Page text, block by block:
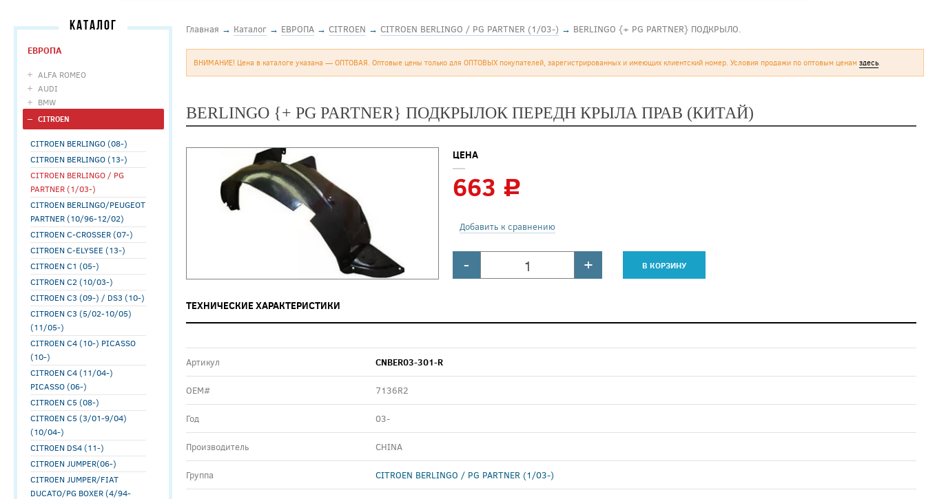
КАТАЛОГ
ЕВРОПА
ALFA ROMEO
AUDI
BMW
CITROEN
CITROEN BERLINGO (08-)
CITROEN BERLINGO (13-)
CITROEN BERLINGO / PG
PARTNER (1/03-)
CITROEN BERLINGO/PEUGEOT
PARTNER (10/96-12/02)
CITROEN C-CROSSER (07-)
CITROEN C-ELYSEE (13-)
CITROEN C1 (05-)
CITROEN C2 (10/03-)
CITROEN C3 (09-) / DS3 (10-)
CITROEN C3 (5/02-10/05)
(11/05-)
CITROEN C4 (10-) PICASSO
(10-)
CITROEN C4 (11/04-)
PICASSO (06-)
CITROEN C5 (08-)
CITROEN C5 (3/01-9/04)
(10/04-)
CITROEN DS4 (11-)
CITROEN JUMPER(06-)
CITROEN JUMPER/FIAT
DUCATO/PG BOXER (4/94-
Главная → Каталог → ЕВРОПА → CITROEN → CITROEN BERLINGO / PG PARTNER (1/03-) → BERLINGO {+ PG PARTNER} ПОДКРЫЛО.
ВНИМАНИЕ! Цена в каталоге указана — ОПТОВАЯ. Оптовые цены только для ОПТОВЫХ покупателей, зарегистрированных и имеющих клиентский номер. Условия продажи по оптовым ценам здесь.
BERLINGO {+ PG PARTNER} ПОДКРЫЛОК ПЕРЕДН КРЫЛА ПРАВ (КИТАЙ)
ЦЕНА
663 c
Добавить к сравнению
- + В КОРЗИНУ
ТЕХНИЧЕСКИЕ ХАРАКТЕРИСТИКИ
Артикул CNBER03-301-R
ОЕМ# 7136R2
Год 03-
Производитель CHINA
Группа CITROEN BERLINGO / PG PARTNER (1/03-)